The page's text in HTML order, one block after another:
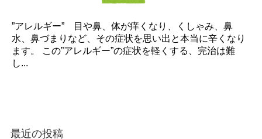
”アレルギー” 目や鼻、体が痒くなり、くしゃみ、鼻
水、鼻づまりなど、その症状を思い出と本当に辛くなり
ます。 この”アレルギー”の症状を軽くする、完治は難
し...
最近の投稿